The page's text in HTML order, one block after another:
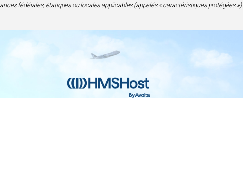
fédérales, étatiques ou locales applicables (appelés « caractéristiques protégées »).